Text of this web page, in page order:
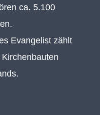
ca. 5.100
Evangelist zählt